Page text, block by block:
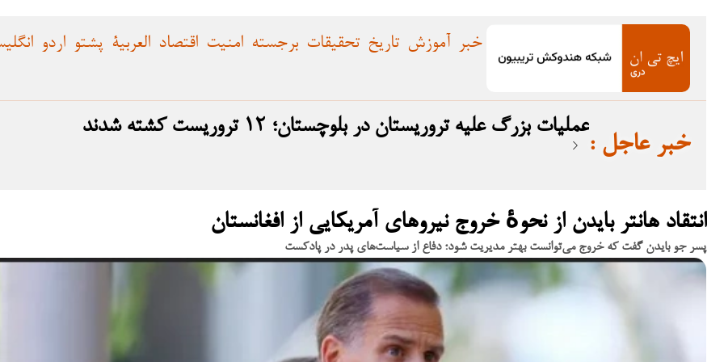
اقتصاد امنیت برجسته تحقیقات تاریخ آموزش خبر اردو پشتو العربية
عملیات بزرگ علیه تروریستان در بلوچستان؛ ۱۲ تروریست کشته شدند
: خبر عاجل
انتقاد هانتر بایدن از نحوهٔ خروج نیروهای آمریکایی از افغانستان
پسر جو بایدن گفت که خروج می‌توانست بهتر مدیریت شود؛ دفاع از سیاست‌های پدر در پادکست